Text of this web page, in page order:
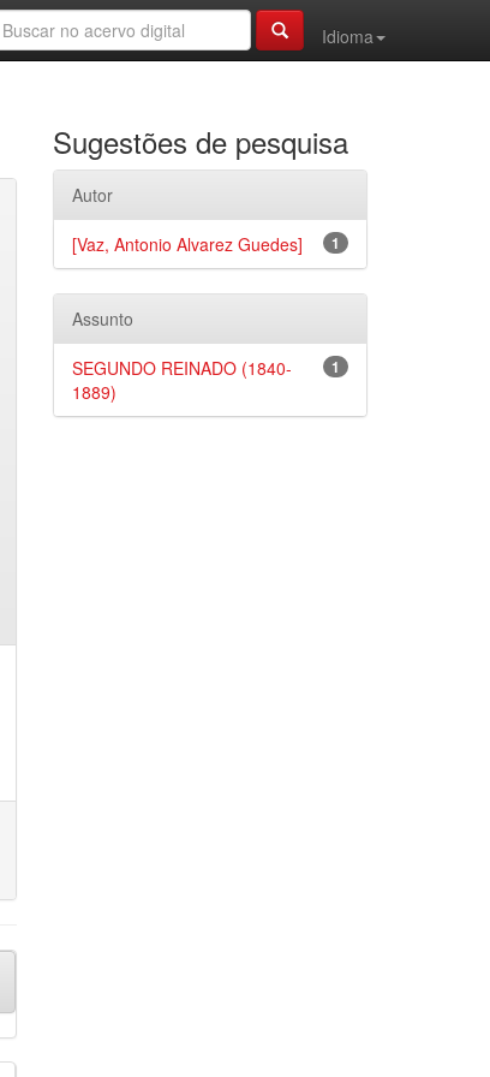
Idioma
Sugestões de pesquisa
Autor
1
[Vaz, Antonio Alvarez Guedes]
Assunto
1
SEGUNDO REINADO (1840-
1889)